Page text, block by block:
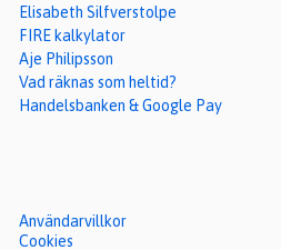
Elisabeth Silfverstolpe
FIRE kalkylator
Aje Philipsson
Vad räknas som heltid?
Handelsbanken & Google Pay
Användarvillkor
Cookies